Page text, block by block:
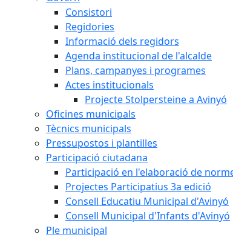
Consistori
Regidories
Informació dels regidors
Agenda institucional de l'alcalde
Plans, campanyes i programes
Actes institucionals
Projecte Stolpersteine a Avinyó
Oficines municipals
Tècnics municipals
Pressupostos i plantilles
Participació ciutadana
Participació en l'elaboració de
Projectes Participatius 3a edició
Consell Educatiu Municipal d'Avinyó
Consell Municipal d'Infants d'Avinyó
Ple municipal